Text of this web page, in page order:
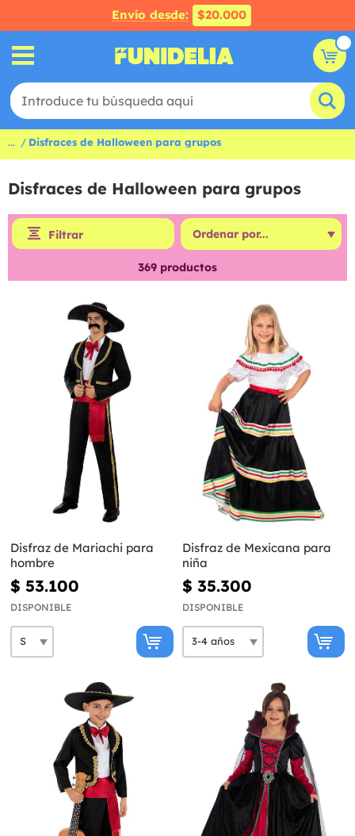
Envío desde: $20.000
... Disfraces de Halloween para grupos
Disfraces de Halloween para grupos
Filtrar
369 productos
Disfraz de Mariachi para
hombre
$ 53.100
DISPONIBLE
Disfraz de Mexicana para
niña
$ 35.300
DISPONIBLE